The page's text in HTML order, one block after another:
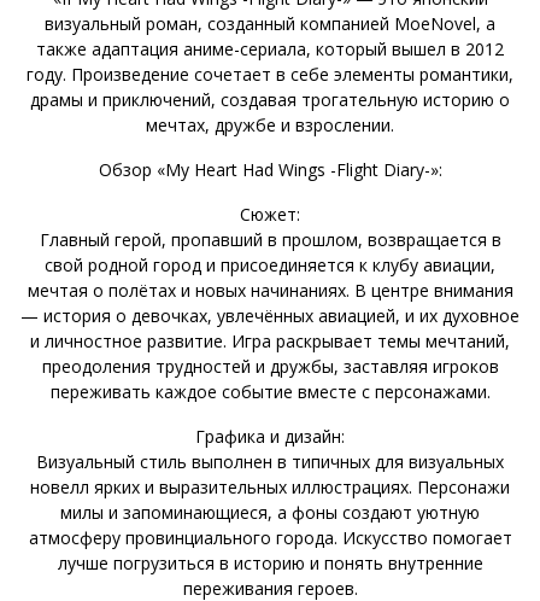
визуальный роман, созданный компанией MoeNovel, а
также адаптация аниме-сериала, который вышел в 2012
году. Произведение сочетает в себе элементы романтики,
драмы и приключений, создавая трогательную историю о
мечтах, дружбе и взрослении.
Обзор «My Heart Had Wings -Flight Diary-»:
Сюжет:
Главный герой, пропавший в прошлом, возвращается в
свой родной город и присоединяется к клубу авиации,
мечтая о полётах и новых начинаниях. В центре внимания
— история о девочках, увлечённых авиацией, и их духовное
и личностное развитие. Игра раскрывает темы мечтаний,
преодоления трудностей и дружбы, заставляя игроков
переживать каждое событие вместе с персонажами.
Графика и дизайн:
Визуальный стиль выполнен в типичных для визуальных
новелл ярких и выразительных иллюстрациях. Персонажи
милы и запоминающиеся, а фоны создают уютную
атмосферу провинциального города. Искусство помогает
лучше погрузиться в историю и понять внутренние
переживания героев.